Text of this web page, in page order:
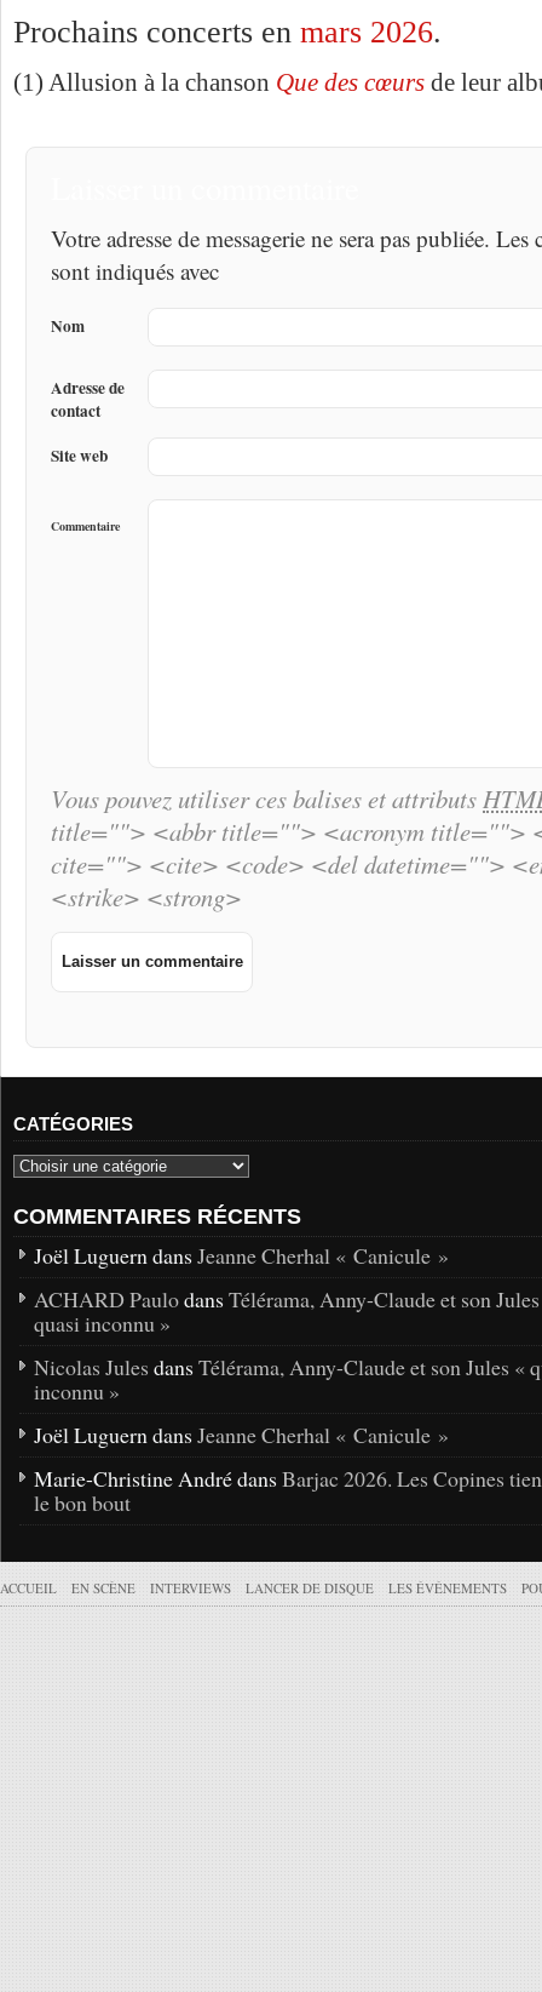
Prochains concerts en mars 2026.
(1) Allusion à la chanson Que des cœurs de leur
Votre adresse de messagerie ne sera pas publiée.
sont indiqués avec
Nom
Adresse de
contact
Site web
Commentaire
Vous pouvez utiliser ces balises et attributs
title=""> <abbr title=""> <acronym title="">
cite=""> <cite> <code> <del datetime="">
<strike> <strong>
CATÉGORIES
COMMENTAIRES RÉCENTS
Joël Luguern dans Jeanne Cherhal « Canicule »
ACHARD Paulodans Télérama, Anny-Claude et son
quasi inconnu »
Nicolas Jules dans Télérama, Anny-Claude et son Jules «
inconnu »
Joël Luguern dans Jeanne Cherhal « Canicule »
Marie-Christine André dans Barjac 2026. Les Copines
le bon bout
ACCUEIL EN SCÈNE INTERVIEWS LANCER DE DISQUE LES ÉVÉNEMENTS